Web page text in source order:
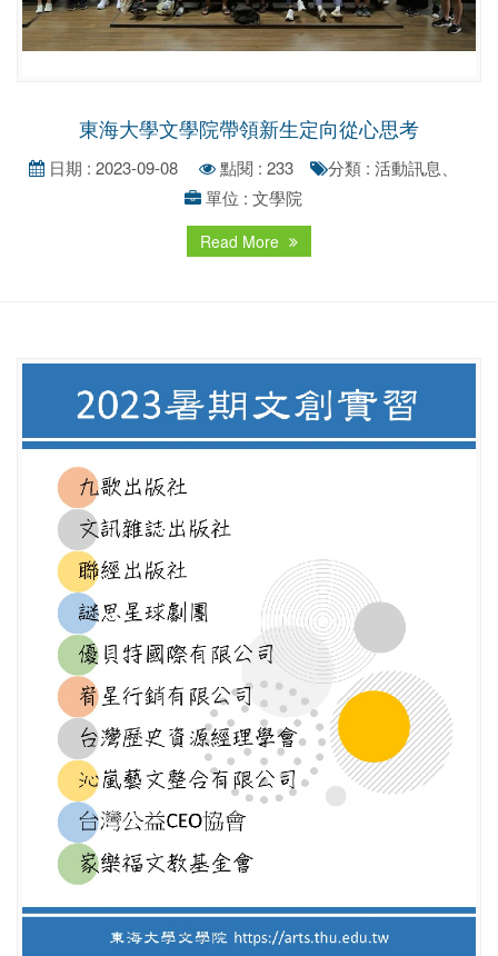
東海大學文學院帶領新生定向從心思考
日期 : 2023-09-08 點閱 : 233
分類 : 活動訊息、
單位 : 文學院
Read More